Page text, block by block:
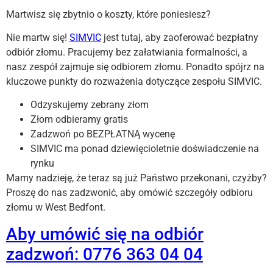
Martwisz się zbytnio o koszty, które poniesiesz?
Nie martw się! SIMVIC jest tutaj, aby zaoferować bezpłatny
odbiór złomu. Pracujemy bez załatwiania formalności, a
nasz zespół zajmuje się odbiorem złomu. Ponadto spójrz na
kluczowe punkty do rozważenia dotyczące zespołu SIMVIC.
Odzyskujemy zebrany złom
Złom odbieramy gratis
Zadzwoń po BEZPŁATNĄ wycenę
SIMVIC ma ponad dziewięcioletnie doświadczenie na
rynku
Mamy nadzieję, że teraz są już Państwo przekonani, czyżby?
Proszę do nas zadzwonić, aby omówić szczegóły odbioru
złomu w West Bedfont.
Aby umówić się na odbiór
zadzwoń: 0776 363 04 04